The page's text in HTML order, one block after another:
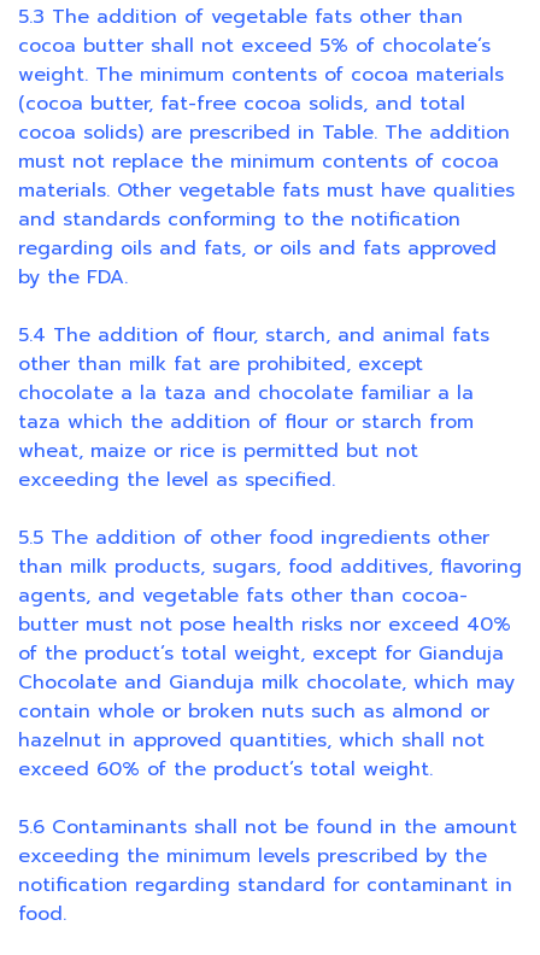
5.3 The addition of vegetable fats other than
cocoa butter shall not exceed 5% of chocolate’s
weight. The minimum contents of cocoa materials
(cocoa butter, fat-free cocoa solids, and total
cocoa solids) are prescribed in Table. The addition
must not replace the minimum contents of cocoa
materials. Other vegetable fats must have qualities
and standards conforming to the notification
regarding oils and fats, or oils and fats approved
by the FDA.
5.4 The addition of flour, starch, and animal fats
other than milk fat are prohibited, except
chocolate a la taza and chocolate familiar a la
taza which the addition of flour or starch from
wheat, maize or rice is permitted but not
exceeding the level as specified.
5.5 The addition of other food ingredients other
than milk products, sugars, food additives, flavoring
agents, and vegetable fats other than cocoa-
butter must not pose health risks nor exceed 40%
of the product’s total weight, except for Gianduja
Chocolate and Gianduja milk chocolate, which may
contain whole or broken nuts such as almond or
hazelnut in approved quantities, which shall not
exceed 60% of the product’s total weight.
5.6 Contaminants shall not be found in the amount
exceeding the minimum levels prescribed by the
notification regarding standard for contaminant in
food.